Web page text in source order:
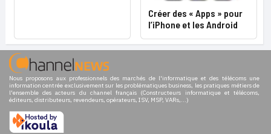
Créer des « Apps » pour
l’iPhone et les Android
Nous proposons aux professionnels des marchés de l'informatique et des télécoms une
information centrée exclusivement sur les problématiques business, les pratiques métiers de
l'ensemble des acteurs du channel français (Constructeurs informatique et télécoms,
éditeurs, distributeurs, revendeurs, opérateurs, ISV, MSP, VARs,...)